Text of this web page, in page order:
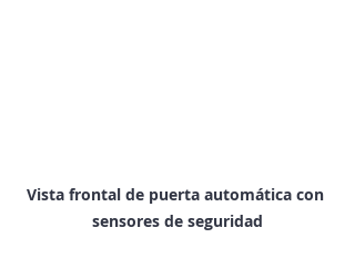
Vista frontal de puerta automática con
sensores de seguridad